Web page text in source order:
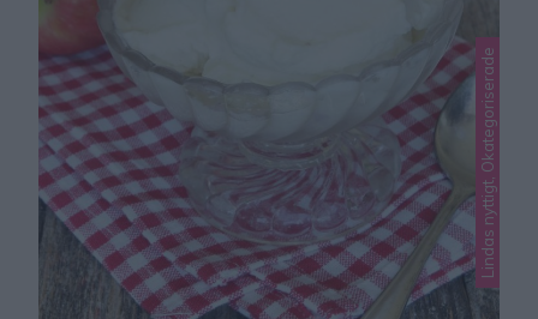
Lindas nyttigt, Okategoriserade